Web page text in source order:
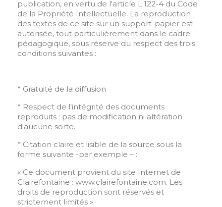
publication, en vertu de l'article L.122-4 du Code
de la Propriété Intellectuelle. La reproduction
des textes de ce site sur un support-papier est
autorisée, tout particulièrement dans le cadre
pédagogique, sous réserve du respect des trois
conditions suivantes :
* Gratuité de la diffusion
* Respect de l'intégrité des documents
reproduits : pas de modification ni altération
d'aucune sorte.
* Citation claire et lisible de la source sous la
forme suivante -par exemple – :
« Ce document provient du site Internet de
Clairefontaine : www.clairefontaine.com. Les
droits de reproduction sont réservés et
strictement limités ».